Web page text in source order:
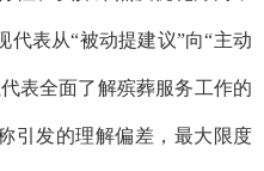
表从“被动提建议”向“主动
表全面了解殡葬服务工作的
引发的理解偏差，最大限度